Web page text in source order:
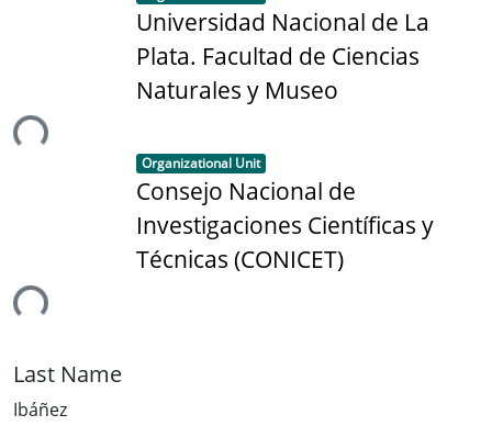
Universidad Nacional de La
Plata. Facultad de Ciencias
Naturales y Museo
Item type:
Organizational Unit ,
Consejo Nacional de
Investigaciones Científicas y
Técnicas (CONICET)
Last Name
Ibáñez